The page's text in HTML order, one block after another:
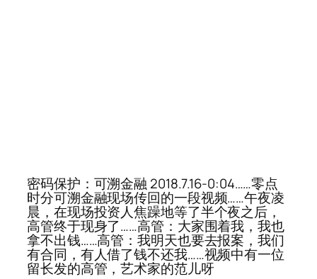
密码保护：可溯金融 2018.7.16-0:04……零点
时分可溯金融现场传回的一段视频……午夜凌
晨，在现场投资人焦躁地等了半个夜之后，
高管终于现身了……高管：大家围着我，我也
拿不出钱……高管：我明天也要去报案，我们
有合同，有人借了钱不还我……视频中有一位
留长发的高管，艺术家的范儿呀